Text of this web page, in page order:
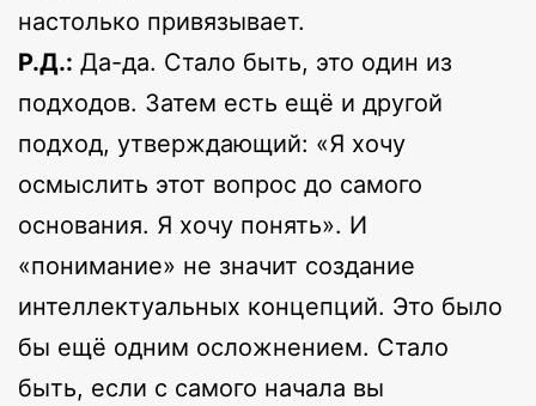
настолько привязывает.
Р.Д.: Да-да. Стало быть, это один из
подходов. Затем есть ещё и другой
подход, утверждающий: «Я хочу
осмыслить этот вопрос до самого
основания. Я хочу понять». И
«понимание» не значит создание
интеллектуальных концепций. Это было
бы ещё одним осложнением. Стало
быть, если с самого начала вы